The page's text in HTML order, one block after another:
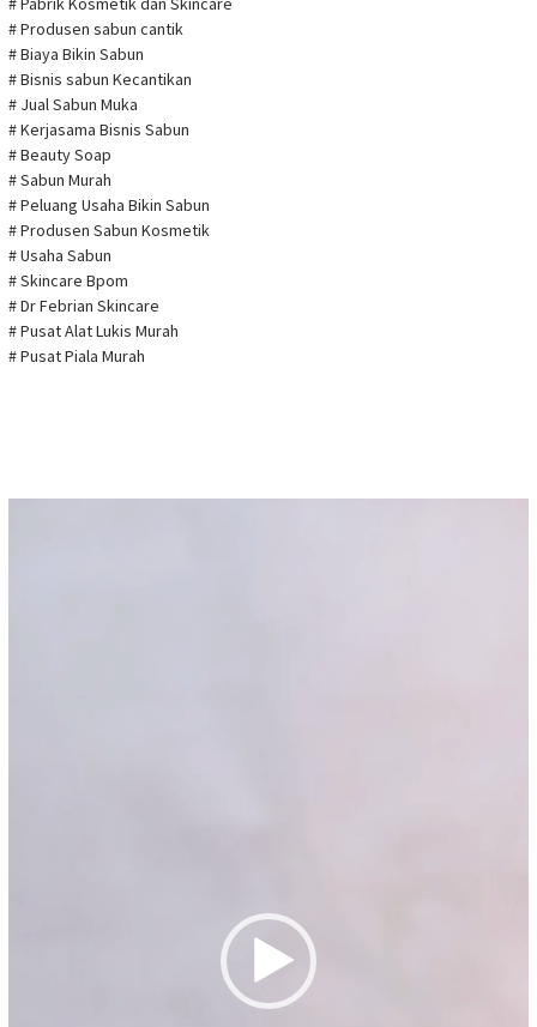
# Produsen sabun cantik
# Biaya Bikin Sabun
# Bisnis sabun Kecantikan
# Jual Sabun Muka
# Kerjasama Bisnis Sabun
# Beauty Soap
# Sabun Murah
# Peluang Usaha Bikin Sabun
# Produsen Sabun Kosmetik
# Usaha Sabun
# Skincare Bpom
# Dr Febrian Skincare
# Pusat Alat Lukis Murah
# Pusat Piala Murah